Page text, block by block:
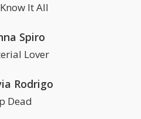
It All
Spiro
Lover
Rodrigo
Dead